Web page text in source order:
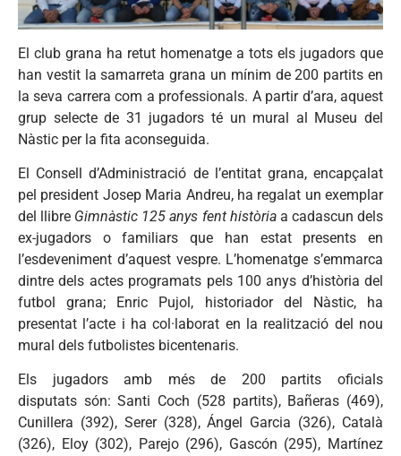
El club grana ha retut homenatge a tots els jugadors que
han vestit la samarreta grana un mínim de 200 partits en
la seva carrera com a professionals. A partir d’ara, aquest
grup selecte de 31 jugadors té un mural al Museu del
Nàstic per la fita aconseguida.
El Consell d’Administració de l’entitat grana, encapçalat
pel president Josep Maria Andreu, ha regalat un exemplar
del llibre Gimnàstic 125 anys fent històriaa cadascun dels
ex-jugadors o familiars que han estat presents en
l’esdeveniment d’aquest vespre. L’homenatge s’emmarca
dintre dels actes programats pels 100 anys d’història del
futbol grana; Enric Pujol, historiador del Nàstic, ha
presentat l’acte i ha col·laborat en la realització del nou
mural dels futbolistes bicentenaris.
Els jugadors amb més de 200 partits oficials
disputats són: Santi Coch (528 partits), Bañeras (469),
Cunillera (392), Serer (328), Ángel Garcia (326), Català
(326), Eloy (302), Parejo (296), Gascón (295), Martínez